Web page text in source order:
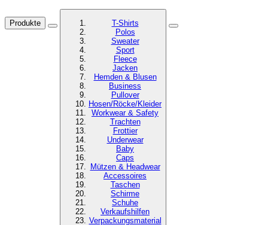
Produkte
T-Shirts
Polos
Sweater
Sport
Fleece
Jacken
Hemden & Blusen
Business
Pullover
Hosen/Röcke/Kleider
Workwear & Safety
Trachten
Frottier
Underwear
Baby
Caps
Mützen & Headwear
Accessoires
Taschen
Schirme
Schuhe
Verkaufshilfen
Verpackungsmaterial